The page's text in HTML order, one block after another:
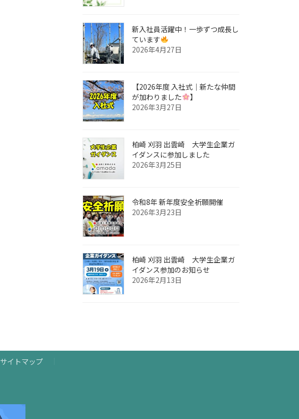
新入社員活躍中！一歩ずつ成長し
ています
2026年4月27日
【2026年度 入社式｜新たな仲間
が加わりました
】
2026年3月27日
柏崎 刈羽 出雲崎 大学生企業ガ
イダンスに参加しました
2026年3月25日
令和8年 新年度安全祈願開催
2026年3月23日
柏崎 刈羽 出雲崎 大学生企業ガ
イダンス参加のお知らせ
2026年2月13日
サイトマップ